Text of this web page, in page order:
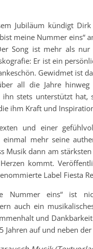
Jubiläum kündigt
meine Nummer eins“
Song ist mehr als
Er ist ein
Gewidmet ist
all die Jahre hinweg
ihn stets unterstützt hat,
ihm Kraft und
und einer
mehr seine
Musik dann am
kommt.
Label Fiesta
Nummer eins“ ist
auch ein
und
Jahren auf und neben